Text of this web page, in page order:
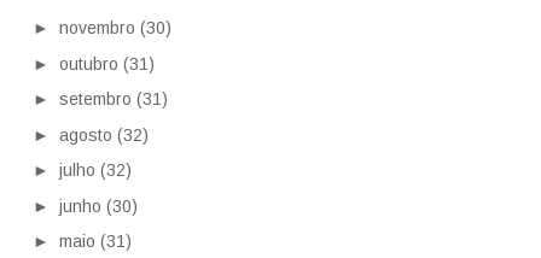
► novembro (30)
► outubro (31)
► setembro (31)
► agosto (32)
► julho (32)
► junho (30)
► maio (31)